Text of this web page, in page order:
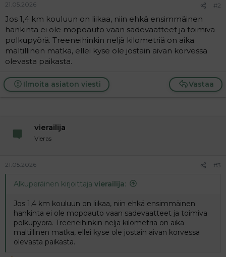
21.05.2026 #2
Jos 1,4 km kouluun on liikaa, niin ehkä ensimmäinen
hankinta ei ole mopoauto vaan sadevaatteet ja toimiva
polkupyörä. Treeneihinkin neljä kilometriä on aika
maltillinen matka, ellei kyse ole jostain aivan korvessa
olevasta paikasta.
Vastaa
Ilmoita asiaton viesti
vierailija
Vieras
21.05.2026 #3
Alkuperäinen kirjoittaja vierailija:
Jos 1,4 km kouluun on liikaa, niin ehkä ensimmäinen
hankinta ei ole mopoauto vaan sadevaatteet ja toimiva
polkupyörä. Treeneihinkin neljä kilometriä on aika
maltillinen matka, ellei kyse ole jostain aivan korvessa
olevasta paikasta.